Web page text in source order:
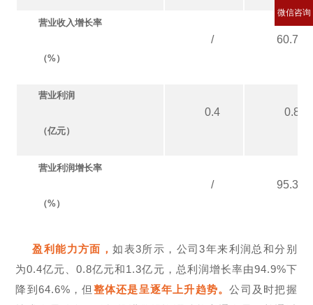
营业收入增长率
（%）
/ 60.7%
营业利润
（亿元）
0.4 0.8
营业利润增长率
（%）
/ 95.3%
盈利能力方面，如表3所示，公司3年来利润总和分别
为0.4亿元、0.8亿元和1.3亿元，总利润增长率由94.9%下
降到64.6%，但 整体还是呈逐年上升趋势。公司及时把握
微信咨询